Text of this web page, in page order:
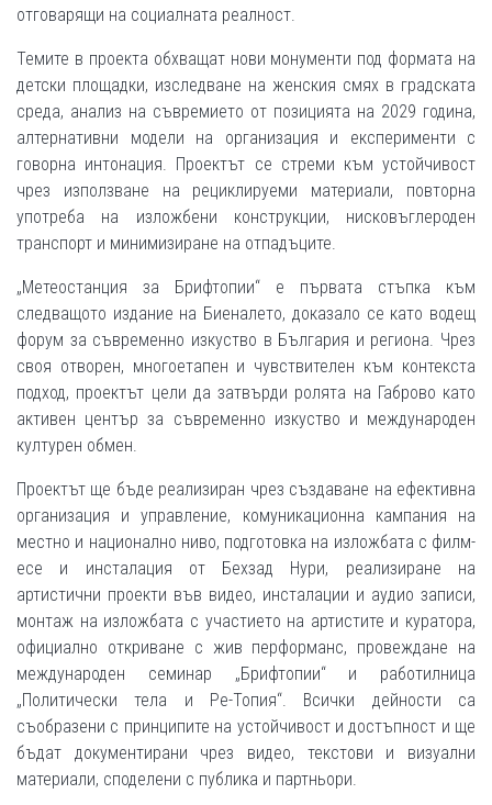
отговарящи на социалната реалност.
Темите в проекта обхващат нови монументи под формата на
детски площадки, изследване на женския смях в градската
среда, анализ на съвремието от позицията на 2029 година,
алтернативни модели на организация и експерименти с
говорна интонация. Проектът се стреми към устойчивост
чрез използване на рециклируеми материали, повторна
употреба на изложбени конструкции, нисковъглероден
транспорт и минимизиране на отпадъците.
„Метеостанция за Брифтопии“ е първата стъпка към
следващото издание на Биеналето, доказало се като водещ
форум за съвременно изкуство в България и региона. Чрез
своя отворен, многоетапен и чувствителен към контекста
подход, проектът цели да затвърди ролята на Габрово като
активен център за съвременно изкуство и международен
културен обмен.
Проектът ще бъде реализиран чрез създаване на ефективна
организация и управление, комуникационна кампания на
местно и национално ниво, подготовка на изложбата с филм-
есе и инсталация от Бехзад Нури, реализиране на
артистични проекти във видео, инсталации и аудио записи,
монтаж на изложбата с участието на артистите и куратора,
официално откриване с жив перформанс, провеждане на
международен семинар „Брифтопии“ и работилница
„Политически тела и Ре-Топия“. Всички дейности са
съобразени с принципите на устойчивост и достъпност и ще
бъдат документирани чрез видео, текстови и визуални
материали, споделени с публика и партньори.